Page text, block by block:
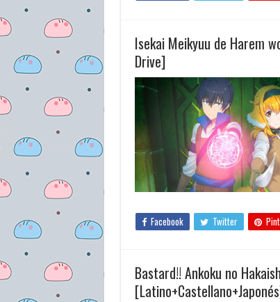
Isekai Meikyuu de Harem
Drive]
Facebook Twitter
Bastard!! Ankoku no